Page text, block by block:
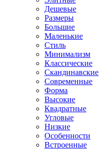
Дешевые
Размеры
Большие
Маленькие
Стиль
Минимализм
Классические
Скандинавские
Современные
Форма
Высокие
Квадратные
Угловые
Низкие
Особенности
Встроенные